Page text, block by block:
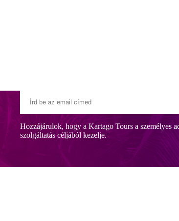
található, közvetlenül az Estrada
pezsgofürdovel, étteremmel és bárral várja
Hozzájárulok, hogy a Kartago Tours a személyes
szolgáltatás céljából kezelje.